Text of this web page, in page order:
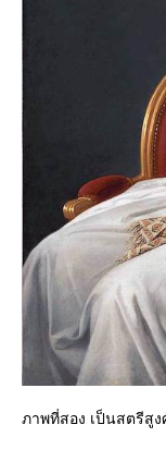
ภาพที่สอง เป็นสตรีสูง